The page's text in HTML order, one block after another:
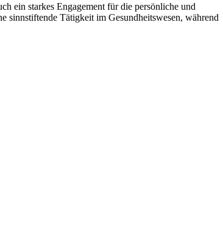
ein starkes Engagement für die persönliche und
sinnstiftende Tätigkeit im Gesundheitswesen, während